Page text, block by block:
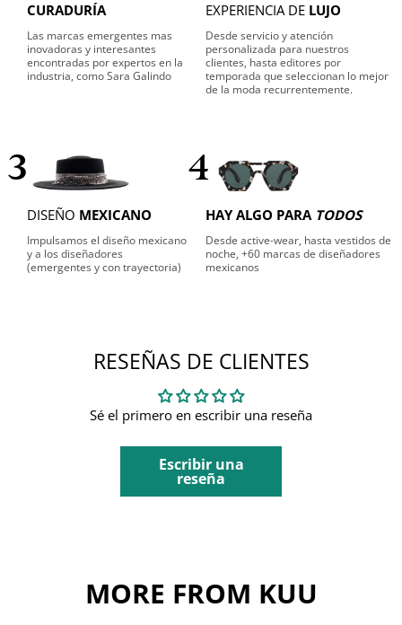
CURADURÍA
Las marcas emergentes mas
inovadoras y interesantes
encontradas por expertos en la
industria, como Sara Galindo
EXPERIENCIA DE LUJO
Desde servicio y atención
personalizada para nuestros
clientes, hasta editores por
temporada que seleccionan lo mejor
de la moda recurrentemente.
3
DISEÑO MEXICANO
Impulsamos el diseño mexicano
y a los diseñadores
(emergentes y con trayectoria)
4
HAY ALGO PARA TODOS
Desde active-wear, hasta vestidos de
noche, +60 marcas de diseñadores
mexicanos
RESEÑAS DE CLIENTES
Sé el primero en escribir una reseña
Escribir una
reseña
MORE FROM KUU